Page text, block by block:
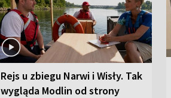
Rejs u zbiegu Narwi i Wisły. Tak
wygląda Modlin od strony